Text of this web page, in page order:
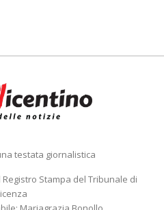
testata giornalistica
Stampa del Tribunale di